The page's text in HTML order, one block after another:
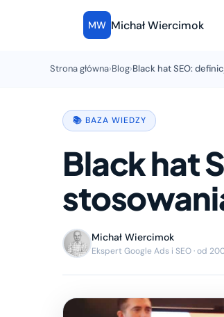
MW Michał Wiercimok
Strona główna›Blog›Black hat SEO:
📚 BAZA WIEDZY
Black hat
Michał Wiercimok
Ekspert Google Ads i SEO · od